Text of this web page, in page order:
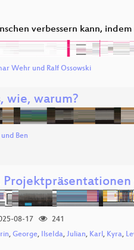
verbessern kann,
Wehr und Ralf Ossowski
wie, warum?
Ben
08-17
241
, George, IlseIda, Julian, Karl , Kyra,